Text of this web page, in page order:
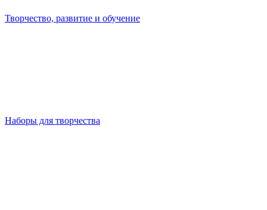
Творчество, развитие и обучение
Наборы для творчества